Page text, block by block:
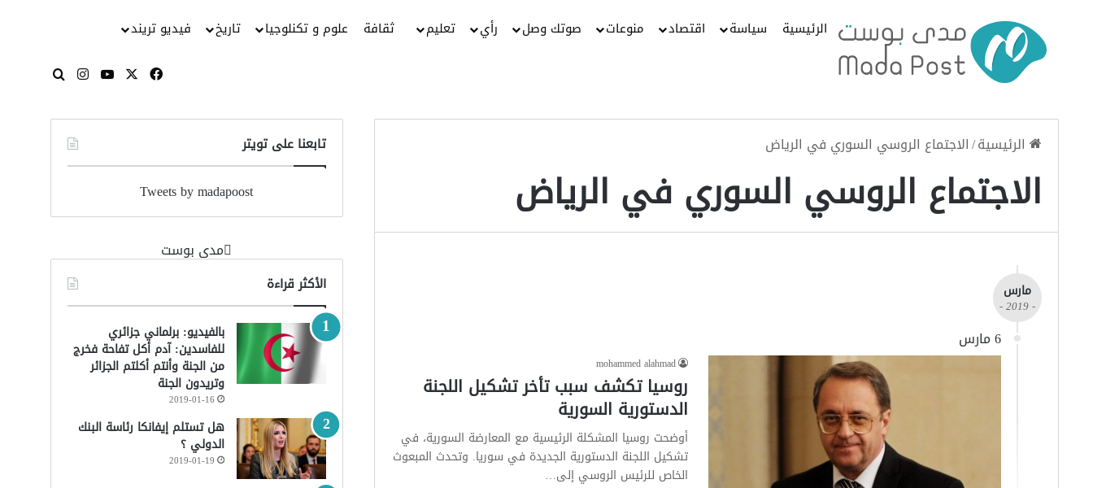
الرئيسية سياسة اقتصاد منوعات صوتك وصل رأي تعليم ثقافة علوم و تكنلوجيا تاريخ فيديو تريند
فيسبوك
‫X
‫YouTube
انستقرامبحث عن
الرئيسية/الاجتماع الروسي السوري في الرياض
الاجتماع الروسي السوري في الرياض
مارس
- 2019 -
6 مارس
mohammed alahmad
روسيا تكشف سبب تأخر تشكيل اللجنة
الدستورية السورية
أوضحت روسيا المشكلة الرئيسية مع المعارضة السورية، في
تشكيل اللجنة الدستورية الجديدة في سوريا. وتحدث المبعوث
الخاص للرئيس الروسي إلى…
تابعنا على تويتر
Tweets by madapoost
‏مدى بوست‏
الأكثر قراءة
بالفيديو: برلماني جزائري
للفاسدين: آدم أكل تفاحة فخرج
من الجنة وأنتم أكلتم الجزائر
وتريدون الجنة
2019-01-16
هل تستلم إيفانكا رئاسة البنك
الدولي ؟
2019-01-19